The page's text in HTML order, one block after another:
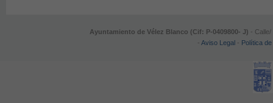
Ayuntamiento de Vélez Blanco (Cif: P-0409800- J) -
- Aviso Legal - Política